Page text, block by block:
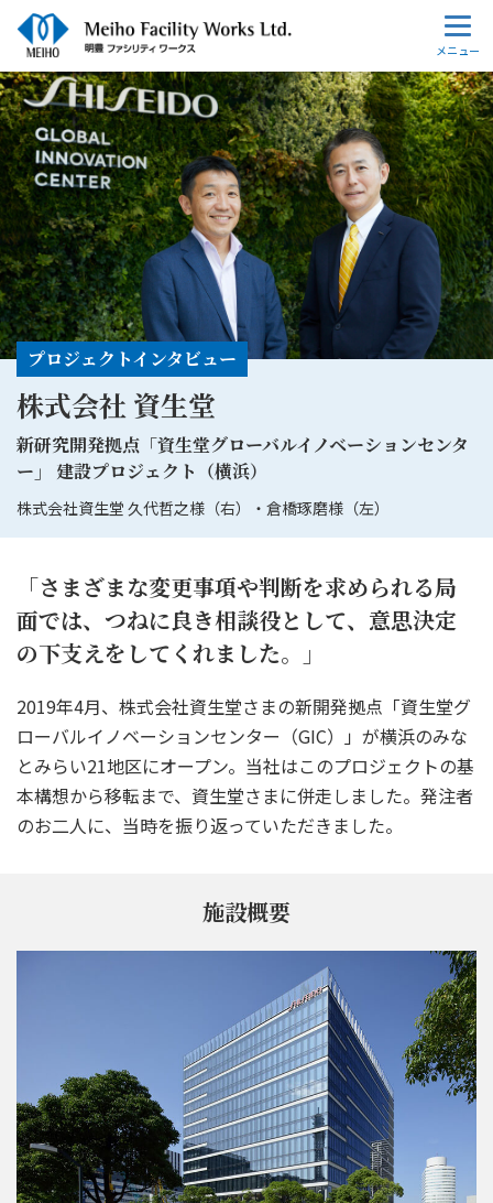
プロジェクトインタビュー
株式会社 資生堂
新研究開発拠点「資生堂グローバルイノベーションセンタ
ー」
建設プロジェクト（横浜）
株式会社資生堂 久代哲之様（右）・倉橋琢磨様（左）
「さまざまな変更事項や判断を求められる局
面では、 つねに良き相談役として、意思決定
の下支えをしてくれました。」
2019年4月、株式会社資生堂さまの新開発拠点「資生堂グ
ローバルイノベーションセンター（GIC）」が横浜のみな
とみらい21地区にオープン。当社はこのプロジェクトの基
本構想から移転まで、資生堂さまに併走しました。 発注者
のお二人に、当時を振り返っていただきました。
施設概要